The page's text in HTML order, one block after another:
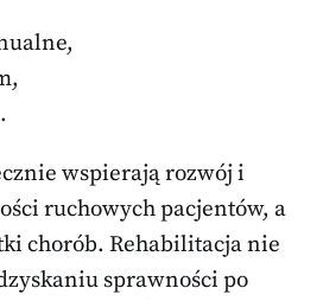
wspierają rozwój i
ruchowych pacjentów, a
chorób. Rehabilitacja nie
sprawności po